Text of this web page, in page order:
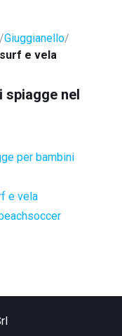
Giuggianello
e vela
spiagge nel
per bambini
e vela